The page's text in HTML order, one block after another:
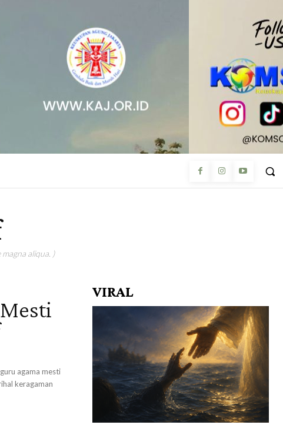
aliqua. )
agama mesti
keragaman
VIRAL